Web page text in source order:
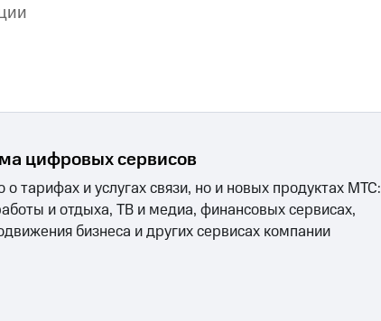
цифровых сервисов
о тарифах и услугах связи, но и новых продуктах МТС:
и отдыха, ТВ и медиа, финансовых сервисах,
бизнеса и других сервисах компании